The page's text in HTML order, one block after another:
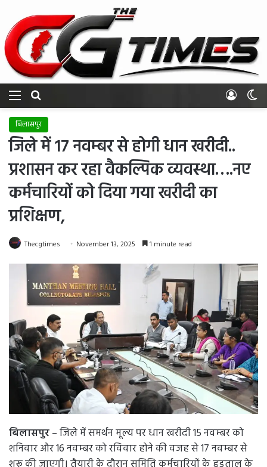
Menu Log In
बिलासपुर
जिले में 17 नवम्बर से होगी धान खरीदी..
प्रशासन कर रहा वैकल्पिक व्यवस्था….नए
कर्मचारियों को दिया गया खरीदी का
प्रशिक्षण,
Thecgtimes November 13, 2025 1 minute read
बिलासपुर– जिले में समर्थन मूल्य पर धान खरीदी 15 नवम्बर को
शनिवार और 16 नवम्बर को रविवार होने की वजह से 17 नवम्बर से